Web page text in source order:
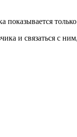
показывается
и связаться с